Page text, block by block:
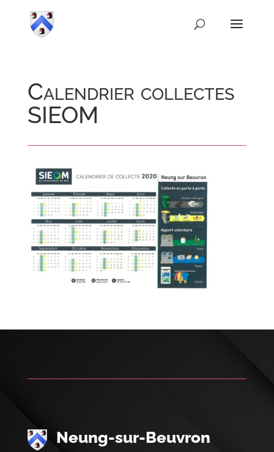
Calendrier collectes
SIEOM
Neung-sur-Beuvron